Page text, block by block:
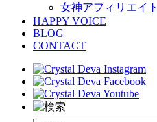
女神アフィリエイト
HAPPY VOICE
BLOG
CONTACT